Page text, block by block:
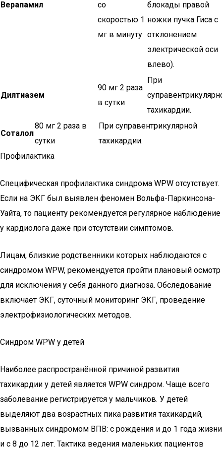
Верапамил
со
скоростью 1
мг в минуту
блокады правой
ножки пучка Гиса с
отклонением
электрической оси
влево).
Дилтиазем
90 мг 2 раза
в сутки
При
тахикардии.
Соталол
80 мг 2 раза в
сутки
При суправентрикулярной
тахикардии.
Профилактика
Специфическая профилактика синдрома WPW отсутствует.
Если на ЭКГ был выявлен феномен Вольфа-Паркинсона-
Уайта, то пациенту рекомендуется регулярное наблюдение
у кардиолога даже при отсутствии симптомов.
Лицам, близкие родственники которых наблюдаются с
синдромом WPW, рекомендуется пройти плановый осмотр
для исключения у себя данного диагноза. Обследование
включает ЭКГ, суточный мониторинг ЭКГ, проведение
электрофизиологических методов.
Синдром WPW у детей
Наиболее распространённой причиной развития
тахикардии у детей является WPW синдром. Чаще всего
заболевание регистрируется у мальчиков. У детей
выделяют два возрастных пика развития тахикардий,
вызванных синдромом ВПВ: с рождения и до 1 года жизни
и с 8 до 12 лет. Тактика ведения маленьких пациентов